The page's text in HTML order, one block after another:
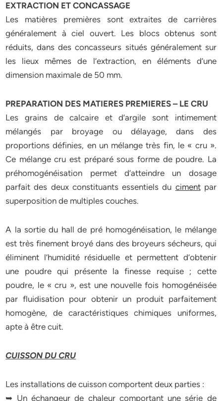
EXTRACTION ET CONCASSAGE
Les matières premières sont extraites de carrières
généralement à ciel ouvert. Les blocs obtenus sont
réduits, dans des concasseurs situés généralement sur
les lieux mêmes de l’extraction, en éléments d’une
dimension maximale de 50 mm.
PREPARATION DES MATIERES PREMIERES – LE CRU
Les grains de calcaire et d’argile sont intimement
mélangés par broyage ou délayage, dans des
proportions définies, en un mélange très fin, le « cru ».
Ce mélange cru est préparé sous forme de poudre. La
préhomogénéisation permet d’atteindre un dosage
parfait des deux constituants essentiels du cimentpar
superposition de multiples couches.
A la sortie du hall de pré homogénéisation, le mélange
est très finement broyé dans des broyeurs sécheurs, qui
éliminent l’humidité résiduelle et permettent d’obtenir
une poudre qui présente la finesse requise ; cette
poudre, le « cru », est une nouvelle fois homogénéisée
par fluidisation pour obtenir un produit parfaitement
homogène, de caractéristiques chimiques uniformes,
apte à être cuit.
CUISSON DU CRU
Les installations de cuisson comportent deux parties :
➥ Un échangeur de chaleur comportant une série de